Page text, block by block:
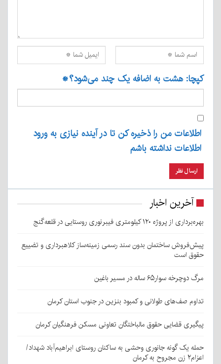
کپچا: هشت به اضافه یک چند می‌شود؟*
اطلاعات من را ذخیره کن تا در آینده نیازی به ورود
اطلاعات نداشته باشم
آخرین اخبار
بهره‌برداری از پروژه ۱۲۰ کیلومتری فیبرنوری روستایی در قلعه‌گنج
پیش‌فروش ساختمان بدون سند رسمی زمینه‌ساز کلاهبرداری و تضییع
حقوق است
مرگ دوچرخه سوار۶۵ ساله در مسیر باغین
تداوم صف‌های طولانی و کمبود بنزین در جنوب استان کرمان
پیگیری قضایی حقوق مالباختگان تعاونی مسکن فرهنگیان کرمان
حمله یک گونه جانوری وحشی به ساکنان روستای ابراهیم‌آباد شهداد/
اعزام۲ زن مجروح به کرمان